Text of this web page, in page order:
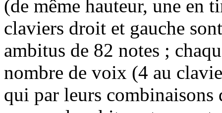
(de même hauteur, une en
claviers droit et gauche
ambitus de 82 notes ;
nombre de voix (4 au
qui par leurs combinaisons